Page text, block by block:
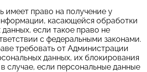
имеет право на получение у
касающейся обработки
если такое право не
с федеральными законами.
требовать от Администрации
данных, их блокирования
случае, если персональные данные